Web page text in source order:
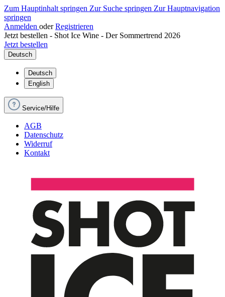
Zum Hauptinhalt springen Zur Suche springen Zur Hauptnavigation
springen
Anmelden oder Registrieren
Jetzt bestellen - Shot Ice Wine - Der Sommertrend 2026
Jetzt bestellen
Deutsch
Deutsch
English
Service/Hilfe
AGB
Datenschutz
Widerruf
Kontakt